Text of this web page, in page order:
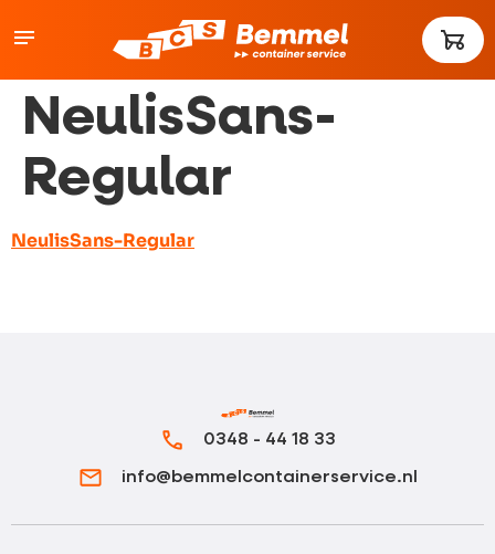
NeulisSans-
Regular
NeulisSans-Regular
0348 - 44 18 33
info@bemmelcontainerservice.nl